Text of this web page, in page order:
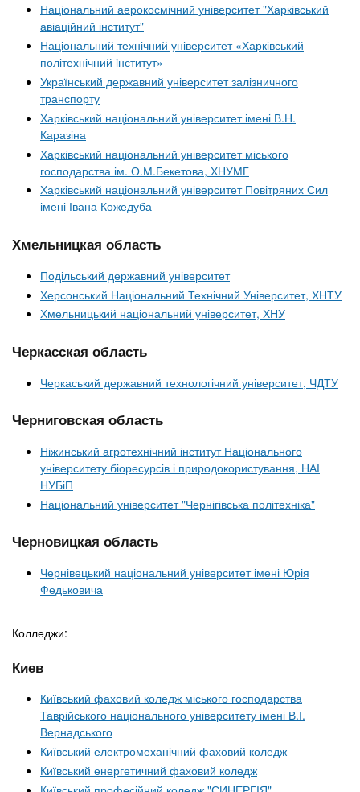
Національний аерокосмічний університет "Харківський
авіаційний інститут"
Національний технічний університет «Харківський
політехнічний iнститут»
Український державний університет залізничного
транспорту
Харківський національний університет імені В.Н.
Каразіна
Харківський національний університет міського
господарства ім. О.М.Бекетова, ХНУМГ
Харківський національний університет Повітряних Сил
імені Івана Кожедуба
Хмельницкая область
Подільський державний університет
Херсонський Національний Технічний Університет, ХНТУ
Хмельницький національний університет, ХНУ
Черкасская область
Черкаський державний технологічний університет, ЧДТУ
Черниговская область
Ніжинський агротехнічний інститут Національного
університету біоресурсів і природокористування, НАІ
НУБіП
Національний університет "Чернігівська політехніка"
Черновицкая область
Чернівецький національний університет імені Юрія
Федьковича
Колледжи:
Киев
Київський фаховий коледж міського господарства
Таврійського національного університету імені В.І.
Вернадського
Київський електромеханічний фаховий коледж
Київський енергетичний фаховий коледж